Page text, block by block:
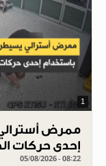
1
ممرض
إحدى حركات
05/08/2026 - 08:22